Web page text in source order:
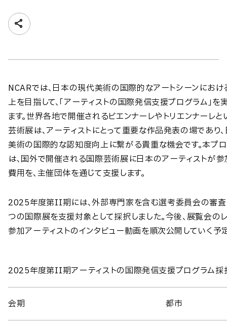
NCARでは、日本の現代美術の国際的なアートシーンにお
上を目指して、「アーティストの国際発信支援プログラム」を
ます。世界各地で開催されるビエンナーレやトリエンナーレ
芸術展は、アーティストにとって重要な作品発表の場であり
美術の国際的な認知度向上に繋がる貴重な機会です。本プ
は、国外で開催される国際芸術展に日本のアーティストが
費用を、主催団体を通じて支援します。
2025年度第II期には、外部専門家を含む選考委員会の審査
つの国際展を支援対象として採択しました。今後、展覧会の
参加アーティストのインタビュー動画を順次公開していく予
2025年度第II期アーティストの国際発信支援プログラム
会期 都市